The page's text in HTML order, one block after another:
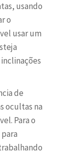
usando
o
usar um
de
ocultas na
Para o